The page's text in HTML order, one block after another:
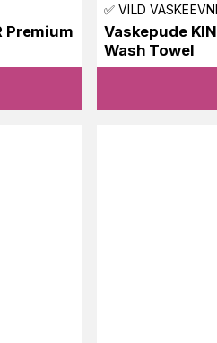
Premium
✅ VILD
Vaskepude
Wash Towel